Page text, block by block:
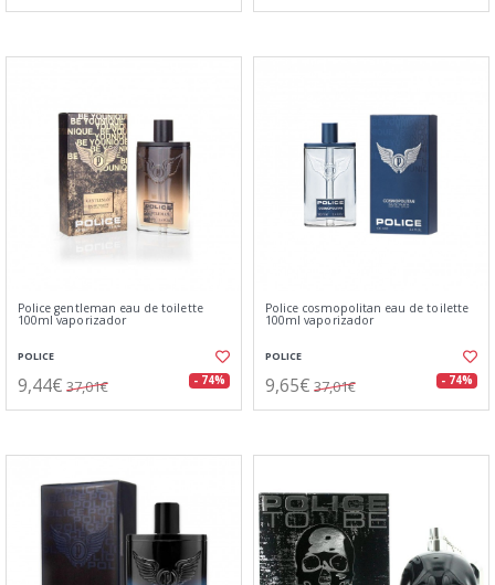
Police gentleman eau de toilette
100ml vaporizador
POLICE
9,44€ 37,01€ - 74%
Police cosmopolitan eau de toilette
100ml vaporizador
POLICE
9,65€ 37,01€ - 74%